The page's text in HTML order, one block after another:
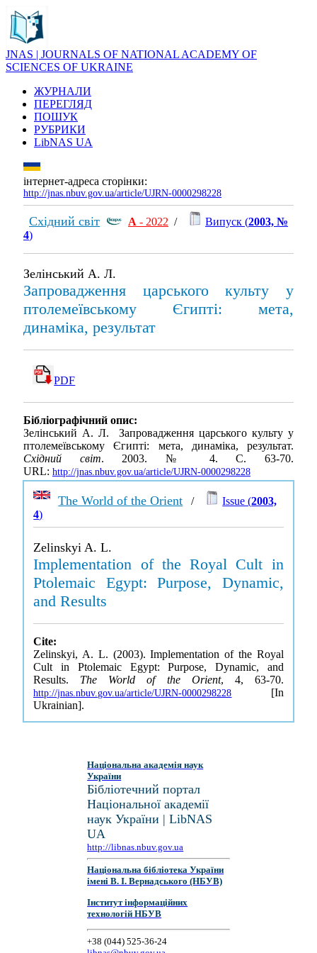
JNAS | JOURNALS OF NATIONAL ACADEMY OF
SCIENCES OF UKRAINE
ЖУРНАЛИ
ПЕРЕГЛЯД
ПОШУК
РУБРИКИ
LibNAS UA
інтернет-адреса сторінки:
http://jnas.nbuv.gov.ua/article/UJRN-0000298228
Східний світ А - 2022 / Випуск (2003, №
4)
Зелінський А. Л.
Запровадження царського культу у
птолемеївському Єгипті: мета,
динаміка, результат
PDF
Бібліографічний опис:
Зелінський А. Л. Запровадження царського культу у
птолемеївському Єгипті: мета, динаміка, результат.
Східний світ. 2003. № 4. С. 63-70.
URL: http://jnas.nbuv.gov.ua/article/UJRN-0000298228
The World of the Orient / Issue (2003,
4)
Zelinskyi A. L.
Implementation of the Royal Cult in
Ptolemaic Egypt: Purpose, Dynamic,
and Results
Cite:
Zelinskyi, A. L. (2003). Implementation of the Royal
Cult in Ptolemaic Egypt: Purpose, Dynamic, and
Results. The World of the Orient, 4, 63-70.
http://jnas.nbuv.gov.ua/article/UJRN-0000298228 [In
Ukrainian].
Національна академія наук
України
Бібліотечний портал
Національної академії
наук України | LibNAS
UA
http://libnas.nbuv.gov.ua
Національна бібліотека України
імені В. І. Вернадського (НБУВ)
Інститут інформаційних
технологій НБУВ
+38 (044) 525-36-24